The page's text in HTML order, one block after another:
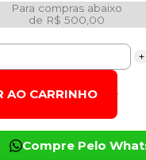
Para compras abaixo
de R$ 500,00
+
AO CARRINHO
Compre Pelo